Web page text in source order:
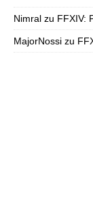
Nimral zu FFXIV:
MajorNossi zu